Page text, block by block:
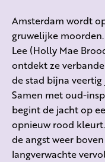
Amsterdam wordt
gruwelijke
Lee (Holly Mae
ontdekt ze
de stad bijna
Samen met oud-
begint de jacht op
opnieuw rood
de angst weer
langverwachte